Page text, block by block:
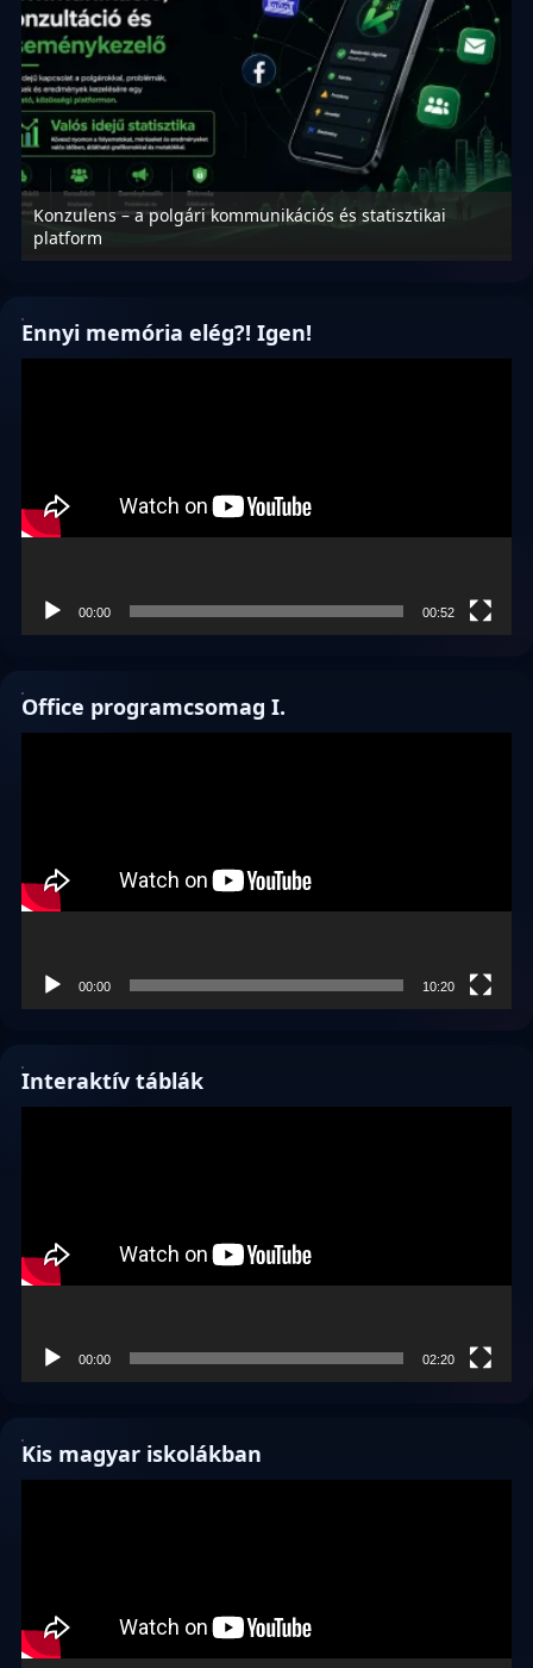
Konzulens – a polgári kommunikációs és statisztikai
platform
Ennyi memória elég?! Igen!
00:00 00:52
Office programcsomag I.
00:00 10:20
Interaktív táblák
00:00 02:20
Kis magyar iskolákban